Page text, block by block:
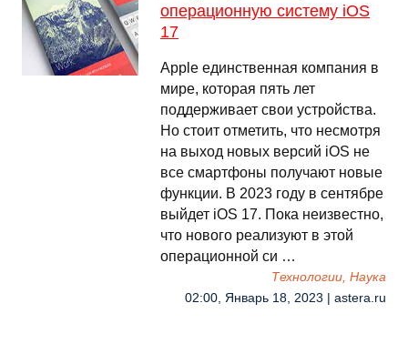
операционную систему iOS
17
Apple единственная компания в
мире, которая пять лет
поддерживает свои устройства.
Но стоит отметить, что несмотря
на выход новых версий iOS не
все смартфоны получают новые
функции. В 2023 году в сентябре
выйдет iOS 17. Пока неизвестно,
что нового реализуют в этой
операционной си …
Технологии, Наука
02:00, Январь 18, 2023 | astera.ru